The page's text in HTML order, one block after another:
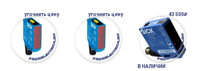
уточнить цену уточнить цену 43 500₽
В НАЛИЧИИ